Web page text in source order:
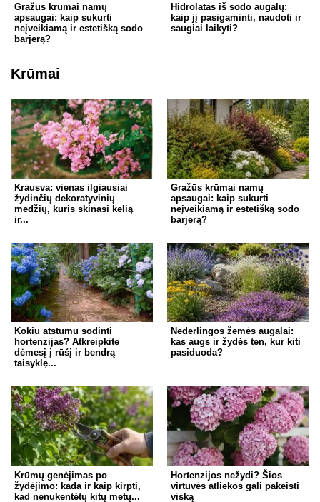
Gražūs krūmai namų
apsaugai: kaip sukurti
neįveikiamą ir estetišką sodo
barjerą?
Hidrolatas iš sodo augalų:
kaip jį pasigaminti, naudoti ir
saugiai laikyti?
Krūmai
Krausva: vienas ilgiausiai
žydinčių dekoratyvinių
medžių, kuris skinasi kelią
ir...
Gražūs krūmai namų
apsaugai: kaip sukurti
neįveikiamą ir estetišką sodo
barjerą?
Kokiu atstumu sodinti
hortenzijas? Atkreipkite
dėmesį į rūšį ir bendrą
taisyklę...
Nederlingos žemės augalai:
kas augs ir žydės ten, kur kiti
pasiduoda?
Krūmų genėjimas po
žydėjimo: kada ir kaip kirpti,
kad nenukentėtų kitų metų...
Hortenzijos nežydi? Šios
virtuvės atliekos gali pakeisti
viską